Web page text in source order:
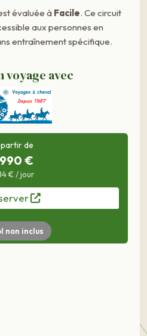
évaluée à Facile. Ce circuit
aux personnes en
entraînement spécifique.
voyage avec
de
990 €
€ / jour
non inclus